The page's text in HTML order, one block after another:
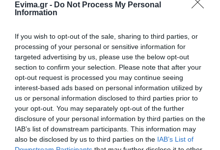
Evima.gr - Do Not Process My Personal
Information
If you wish to opt-out of the sale, sharing to third parties, or
processing of your personal or sensitive information for
targeted advertising by us, please use the below opt-out
section to confirm your selection. Please note that after your
opt-out request is processed you may continue seeing
interest-based ads based on personal information utilized by
us or personal information disclosed to third parties prior to
your opt-out. You may separately opt-out of the further
disclosure of your personal information by third parties on the
IAB’s list of downstream participants. This information may
also be disclosed by us to third parties on the IAB’s List of
έπιασε φωτιά στην Εύβοια
06.08.2026 | 14:45
Απόψε πάμε όλοι στα Άνω Στύρα
της Εύβοιας!
06.08.2026 | 14:30
Σε αυτή την περιοχή της Εύβοιας
θα γίνει σήμερα πανηγύρι
Όλες οι τελευταίες ειδήσεις